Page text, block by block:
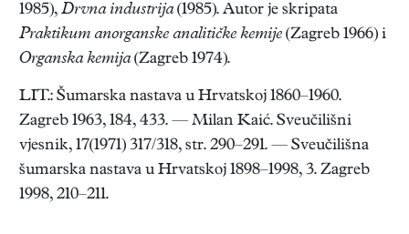
1985), Drvna industrija(1985). Autor je skripata
Praktikum anorganske analitičke kemije (Zagreb 1966) i
Organska kemija(Zagreb 1974).
LIT.: Šumarska nastava u Hrvatskoj 1860–1960.
Zagreb 1963, 184, 433. — Milan Kaić. Sveučilišni
vjesnik, 17(1971) 317/318, str. 290–291. — Sveučilišna
šumarska nastava u Hrvatskoj 1898–1998, 3. Zagreb
1998, 210–211.